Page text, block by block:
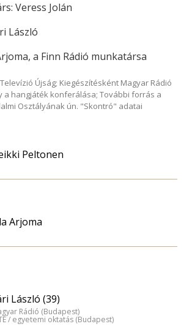
Veress Jolán
László
a Finn Rádió munkatársa
Újság; Kiegészítésként Magyar Rádió
a hangjáték konferálása; További forrás a
Osztályának ún. "Skontró" adatai
Peltonen
Arjoma
László (39)
Rádió (Budapest)
/ egyetemi oktatás (Budapest)